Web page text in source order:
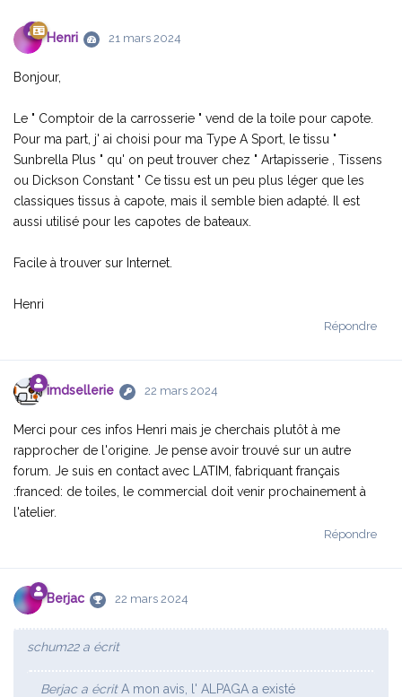
Henri 21 mars 2024
Bonjour,
Le " Comptoir de la carrosserie " vend de la toile pour capote.
Pour ma part, j' ai choisi pour ma Type A Sport, le tissu "
Sunbrella Plus " qu' on peut trouver chez " Artapisserie , Tissens
ou Dickson Constant " Ce tissu est un peu plus léger que les
classiques tissus à capote, mais il semble bien adapté. Il est
aussi utilisé pour les capotes de bateaux.
Facile à trouver sur Internet.
Henri
Répondre
imdsellerie 22 mars 2024
Merci pour ces infos Henri mais je cherchais plutôt à me
rapprocher de l'origine. Je pense avoir trouvé sur un autre
forum. Je suis en contact avec LATIM, fabriquant français
:franced: de toiles, le commercial doit venir prochainement à
l'atelier.
Répondre
Berjac 22 mars 2024
schum22 a écrit
Berjac a écritA mon avis, l' ALPAGA a existé